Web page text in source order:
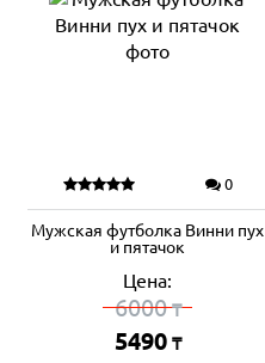
0
Мужская футболка Винни пух
и пятачок
Цена:
6000₸
5490 ₸